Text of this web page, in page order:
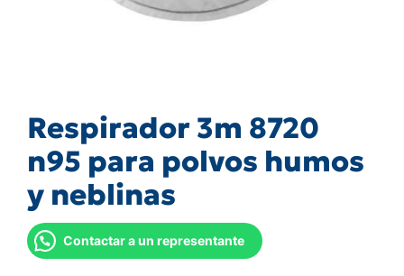
Respirador 3m 8720
n95 para polvos humos
y neblinas
Contactar a un representante